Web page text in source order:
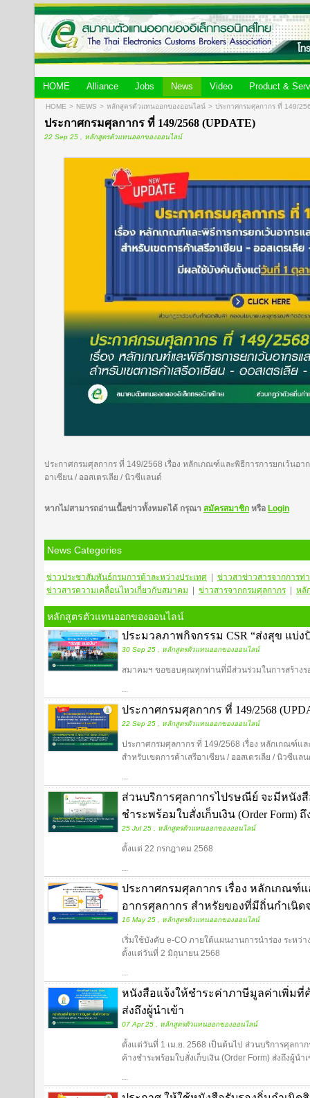
HOME Alliance Jobs News Video Product &
HOME > NEWS > หลักสูตรตัวแทนออกของออนไลน์ > ประกาศกรมศุลกากร ที่ 149/
ประกาศกรมศุลกากร ที่ 149/2568 (UPDATE)
22 Sep 25 , หลักสูตรตัวแทนออกของออนไลน์
ประกาศกรมศุลกากร ที่ 149/2568 เรื่อง หลักเกณฑ์และพิธีการการยกเว้นอา
อาเซียน / ออสเตรเลีย / นิวซีแลนด์
หากไม่สามารถอ่านเนื้อข่าวทั้งหมดได้ กรุณา สมัครสมาชิก หรือ Login
News Categories
ข่าวประชาสัมพันธ์กรมการต้าละหว่างประเทศ ข่าวสาข่าวสารจากการท่
ข่าวสารความเคลื่อนไหวเกี่ยวกับสมาคม
ข่าวสารจากกรมศุลกากร หลั
หลักสูตรตัวแทนออกของออนไลน์
ประมวลภาพกิจกรรม CSR “ส่งสุข แบ่ง
30 Sep 25 , หลักสูตรตัวแทนออกของออนไลน์
สมาคมฯ ขอขอบคุณทุกท่านที่มีส่วนร่วมในการสร้าง
...
ประกาศกรมศุลกากร ที่ 149/2568
22 Sep 25 , หลักสูตรตัวแทนออกของออนไลน์
ประกาศกรมศุลกากร ที่ 149/2568 เรื่อง หลักเกณฑ์แ
สำหรับเขตการค้าเสรีอาเซียน / ออสเตรเลีย / นิวซีแล
...
ส่วนบริการศุลกากรไปรษณีย์ จะมีหนัง
ชำระพร้อมใบสั่งเก็บเงิน (Order Form) ถึ
25 Jul 25 , หลักสูตรตัวแทนออกของออนไลน์
ตั้งแต่ 22 กรกฎาคม 2568
...
ประกาศกรมศุลกากร เรื่อง หลักเกณฑ์
อากรศุลกากร สำหรัยของที่มีถิ่นกำเนิ
16 May 25 , หลักสูตรตัวแทนออกของออนไลน์
เริ่มใช้บังคับ e-CO ภายใต้แผนงานการนำร่อง ระห
ตั้งแต่วันที่ 2 มิถุนายน 2568
...
หนังสือแจ้งให้ชำระค่าภาษีมูลค่าเพิ่มที่ค้
ส่งถึงผู้นำเข้า
07 Apr 25 , หลักสูตรตัวแทนออกของออนไลน์
ตั้งแต่วันที่ 1 เม.ย. 2568 เป็นต้นไป ส่วนบริการศุลก
ค้างชำระพร้อมใบสั่งเก็บเงิน (Order Form) ส่งถึงผู้นำ
...